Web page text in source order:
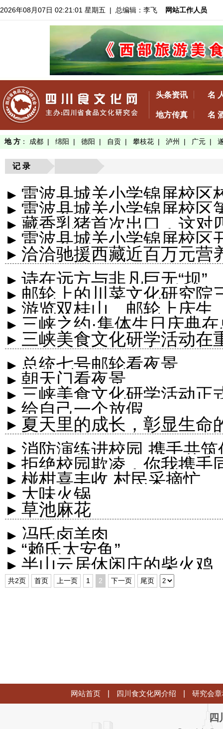
2026年08月07日 02:21:01 星期五 | 总编辑：李飞 网站工作人员
头条资讯 名
地方传真 名
地 方 ： 成都 | 绵阳 | 德阳 | 自贡 | 攀枝花 | 泸州 | 广元 |
记 录
▸ 雷波县城关小学锦屏校区
旗仪式
▸ 雷波县城关小学锦屏校区
▸ 藏香乳猪首次出口，这对
▸ 雷波县城关小学锦屏校区
▸ 洽洽驰援西藏近百万元营
▸ 诗在远方与非凡巨无“坝”
▸ 邮轮上的川菜文化研究院
▸ 游览双桂山、邮轮上庆生
▸ 三峡之约·集体生日庆典
▸ 三峡美食文化研学活动在
▸ 总统七号邮轮看夜景
▸ ​朝天门看夜景
▸ 三峡美食文化研学活动正
▸ 给自己一个放假
▸ 夏天里的成长，彰显生命
▸ 消防演练进校园 携手共筑
▸ 拒绝校园欺凌，你我携手
▸ 椪柑喜丰收 村民采摘忙
▸ 大味火锅
▸ 草池麻花
▸ 冯氏卤羊肉
▸ “赖氏太安鱼”
▸ 半山云居休闲庄的柴火鸡
共2页 首页 上一页 1 2 下一页 尾页
网站首页 四川食文化网介绍 研究会